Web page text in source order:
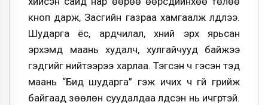
кноп дарж, Засгийн газраа хамгаалж үлдлээ.
Шударга ёс, ардчилал, хүний эрх ярьсан
эрхэмүүд маань худалч, хулгайчууд байжээ
гэдгийг нийтээрээ харлаа. Тэгсэн ч гэсэн тэд
маань “Бид шударга” гэж ичих ч үгүй гүрийж
байгаад зөөлөн суудалдаа үлдсэн нь ичгүүртэй.